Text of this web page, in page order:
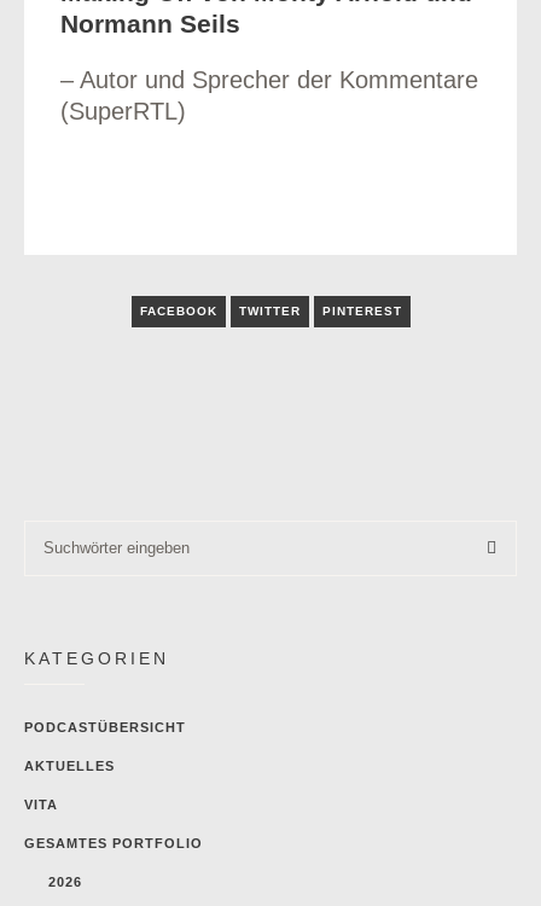
Normann Seils
– Autor und Sprecher der Kommentare
(SuperRTL)
FACEBOOK TWITTER PINTEREST
KATEGORIEN
PODCASTÜBERSICHT
AKTUELLES
VITA
GESAMTES PORTFOLIO
2026